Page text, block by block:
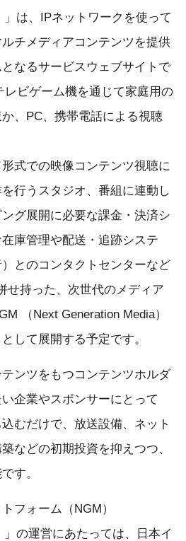
」は、IPネットワークを使って
チメディアコンテンツを提供
なるサービスウェブサイトで
レビゲーム機を通じて家庭用の
、PC、携帯電話による視聴
式での映像コンテンツ視聴に
行うスタジオ、番組に連動し
グ展開に必要な課金・決済シ
庫管理や配送・追跡システ
とのコンタクトセンターなど
せ持った、次世代のメディア
（Next Generation Media）
して展開する予定です。
ンツをもつコンテンツホルダ
企業やスポンサーにとって
むだけで、放送設備、ネット
などの初期投資を抑えつつ、
す。
フォーム（NGM）
」の運営にあたっては、日本イ